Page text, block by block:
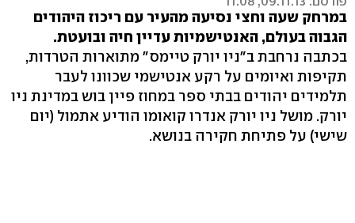
במרחק שעה וחצי נסיעה מהעיר עם ריכוז היהודים
הגבוה בעולם, האנטישמיות עדיין חיה ובועטת.
בכתבה נרחבת ב"ניו יורק טיימס" מתוארות הטרדות,
תקיפות ואיומים על רקע אנטישמי שכוונו לעבר
תלמידים יהודים בבתי ספר במחוז פיין בוש במדינת ניו
יורק. מושל ניו יורק אנדרו קואומו הודיע אתמול (יום
שישי) על פתיחת חקירה בנושא.